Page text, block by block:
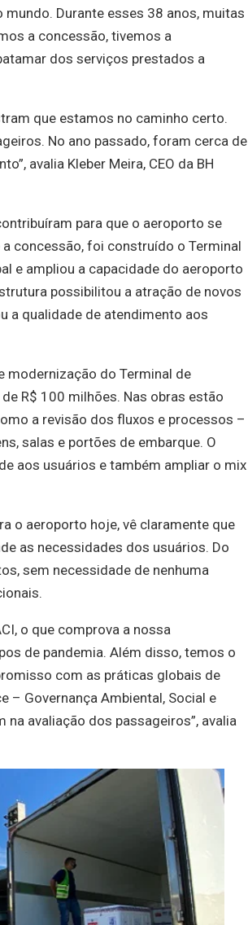
Durante esses 38 anos, muitas
a concessão, tivemos a
dos serviços prestados a
que estamos no caminho certo.
No ano passado, foram cerca de
avalia Kleber Meira, CEO da BH
para que o aeroporto se
concessão, foi construído o Terminal
e ampliou a capacidade do aeroporto
possibilitou a atração de novos
a qualidade de atendimento aos
modernização do Terminal de
R$ 100 milhões. Nas obras estão
a revisão dos fluxos e processos –
salas e portões de embarque. O
aos usuários e também ampliar o mix
o aeroporto hoje, vê claramente que
as necessidades dos usuários. Do
sem necessidade de nenhuma
o que comprova a nossa
de pandemia. Além disso, temos o
com as práticas globais de
– Governança Ambiental, Social e
avaliação dos passageiros”, avalia